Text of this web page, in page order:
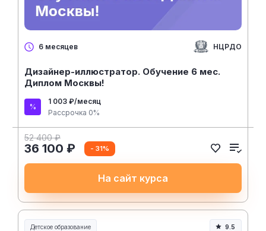
6 месяцев НЦРДО
Дизайнер-иллюстратор. Обучение 6 мес.
Диплом Москвы!
1 003 ₽/месяц
Рассрочка 0%
52 400 ₽
36 100 ₽ - 31%
На сайт курса
Детское образование 9.5